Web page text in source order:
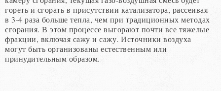
гореть и сгорать в присутствии катализатора, рассеивая
в 3-4 раза больше тепла, чем при традиционных методах
сгорания. В этом процессе выгорают почти все тяжелые
фракции, включая сажу и сажу. Источники воздуха
могут быть организованы естественным или
принудительным образом.